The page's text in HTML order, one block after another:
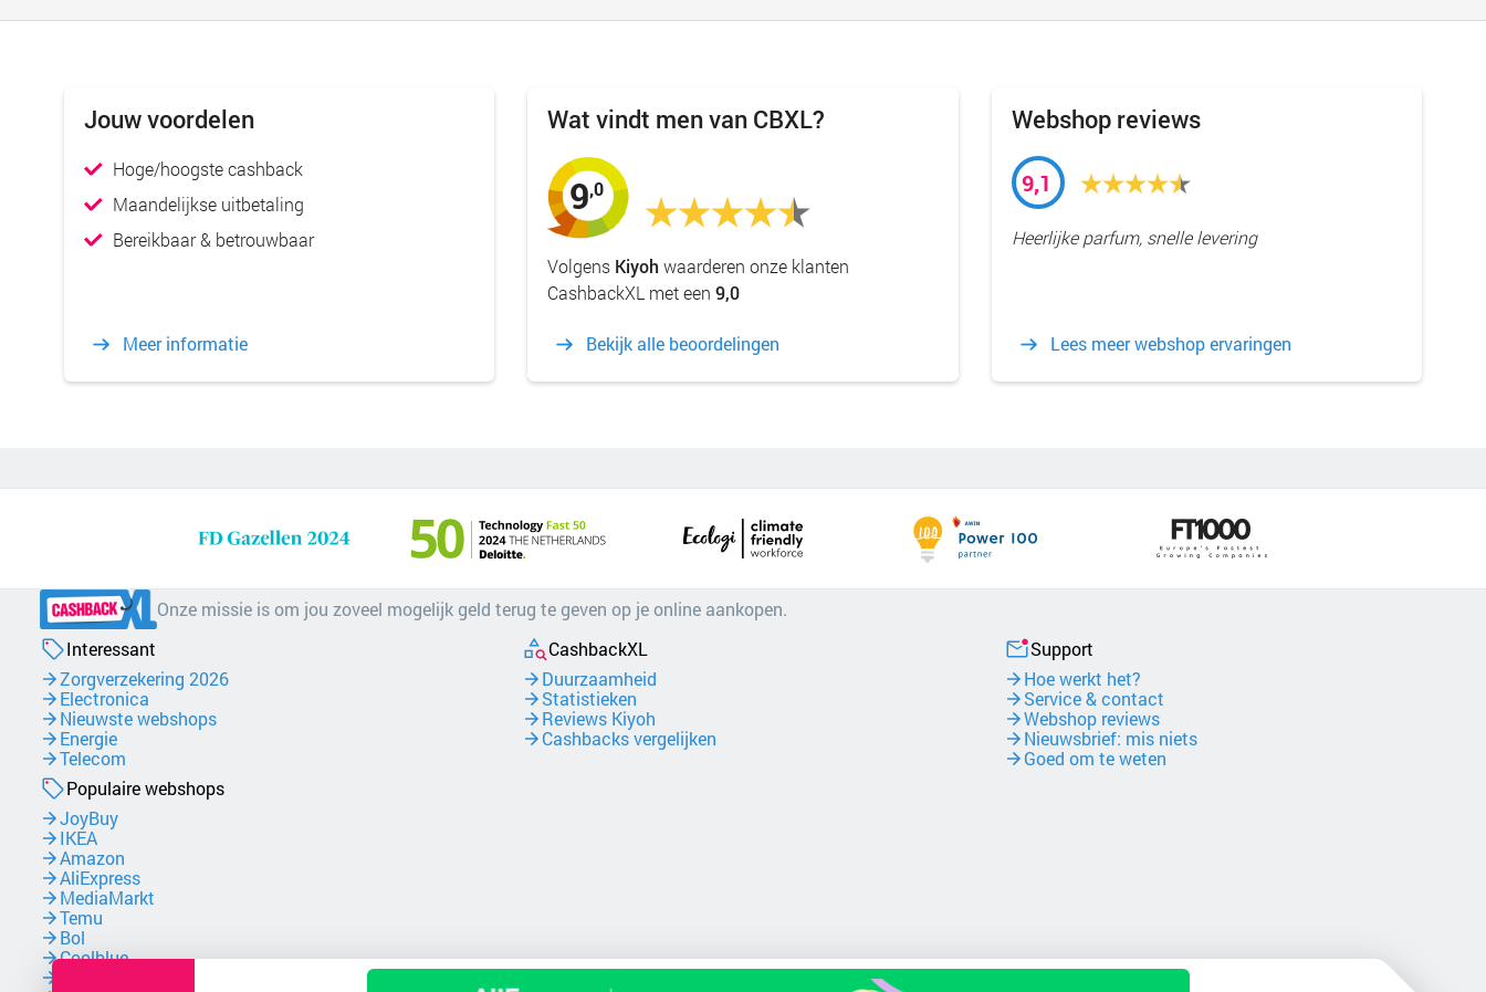
Jouw voordelen
Hoge/hoogste cashback
Maandelijkse uitbetaling
Bereikbaar & betrouwbaar
Meer informatie
Wat vindt men van CBXL?
9,0
Volgens Kiyoh waarderen onze klanten
CashbackXL met een9,0
Bekijk alle beoordelingen
Webshop reviews
9,1
Heerlijke parfum, snelle levering
Lees meer webshop ervaringen
Onze missie is om jou zoveel mogelijk geld terug te geven op je online aankopen.
Interessant
Zorgverzekering 2026
Electronica
Nieuwste webshops
Energie
Telecom
CashbackXL
Duurzaamheid
Statistieken
Reviews Kiyoh
Cashbacks vergelijken
Support
Hoe werkt het?
Service & contact
Webshop reviews
Nieuwsbrief: mis niets
Goed om te weten
Populaire webshops
JoyBuy
IKEA
Amazon
AliExpress
MediaMarkt
Temu
Bol
Coolblue